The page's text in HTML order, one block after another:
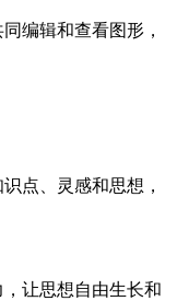
编辑和查看图形，
点、灵感和思想，
让思想自由生长和